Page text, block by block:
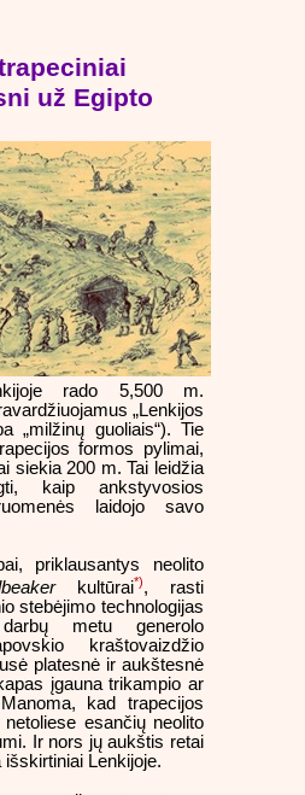
už Egipto
rado 5,500 m.
„Lenkijos
„milžinų guoliais“). Tie
formos pylimai,
siekia 200 m. Tai leidžia
kaip ankstyvosios
laidojo savo
priklausantys neolito
kultūrai*), rasti
stebėjimo technologijas
metu generolo
kraštovaizdžio
platesnė ir aukštesnė
įgauna trikampio ar
kad trapecijos
esančių neolito
Ir nors jų aukštis retai
Lenkijoje.